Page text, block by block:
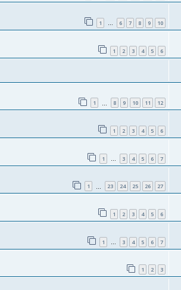
1 … 6 7 8 9 10
1 2 3 4 5 6
1 8 9 10 11 12
1 2 3 4 5 6
1 … 3 4 5 6 7
1 23 24 25 26 27
1 2 3 4 5 6
1 3 4 5 6 7
1 2 3